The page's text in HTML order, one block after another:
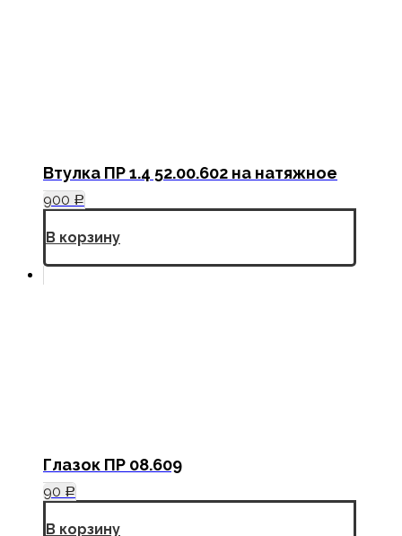
Втулка ПР 1.4 52.00.602 на натяжное
900 Р
В корзину
Глазок ПР 08.609
90 Р
В корзину